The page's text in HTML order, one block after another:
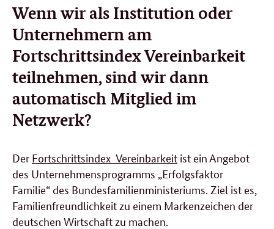
Wenn wir als Institution oder
Unternehmern am
Fortschrittsindex Vereinbarkeit
teilnehmen, sind wir dann
automatisch Mitglied im
Netzwerk?
Der Fortschrittsindex Vereinbarkeit ist ein Angebot
des Unternehmensprogramms „Erfolgsfaktor
Familie“ des Bundesfamilienministeriums. Ziel ist es,
Familienfreundlichkeit zu einem Markenzeichen der
deutschen Wirtschaft zu machen.